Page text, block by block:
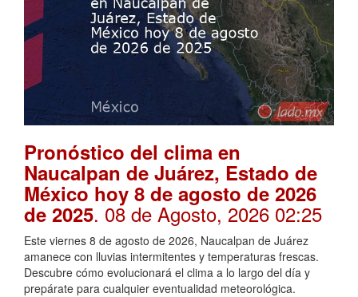
Pronóstico del clima en
Naucalpan de Juárez, Estado de
México hoy 8 de agosto de 2026
de 2025. 08 de Agosto, 2026 02:25
Este viernes 8 de agosto de 2026, Naucalpan de Juárez
amanece con lluvias intermitentes y temperaturas frescas.
Descubre cómo evolucionará el clima a lo largo del día y
prepárate para cualquier eventualidad meteorológica.